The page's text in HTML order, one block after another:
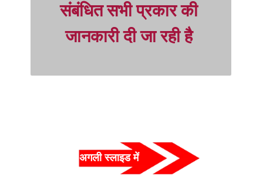
संबंधित सभी प्रकार की
जानकारी दी जा रही है
अगली स्लाइड में